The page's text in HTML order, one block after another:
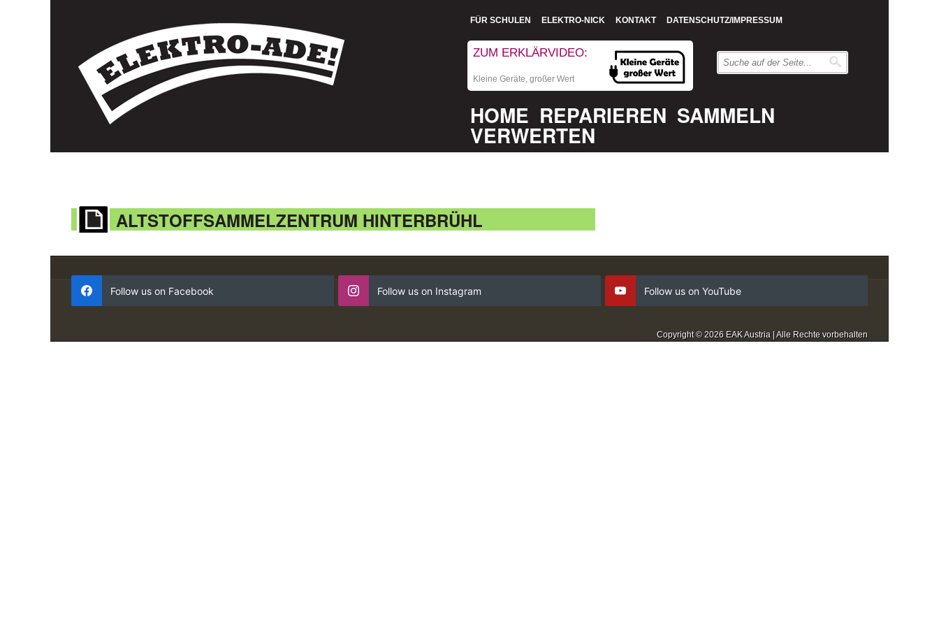
FÜR SCHULEN ELEKTRO-NICK KONTAKT DATENSCHUTZ/IMPRESSUM
ZUM ERKLÄRVIDEO:
Kleine Geräte, großer Wert
HOME REPARIEREN SAMMELN
VERWERTEN
ALTSTOFFSAMMELZENTRUM HINTERBRÜHL
Follow us on Facebook Follow us on Instagram Follow us on YouTube
Copyright © 2026 EAK Austria | Alle Rechte vorbehalten